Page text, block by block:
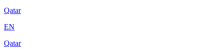
Qatar
EN
Qatar